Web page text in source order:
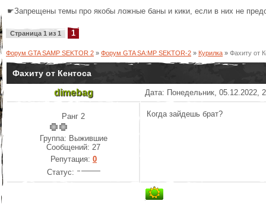
☛Запрещены темы про якобы ложные баны и кики, если в них не
Страница 1 из 1 1
Форум GTA SAMP SEKTOR 2 » Форум GTA SA:MP SEKTOR-2 » Курилка » Фахиту от
Фахиту от Кентоса
dimebag Дата: Понедельник, 05.12.2022,
Ранг 2
Группа: Выжившие
Сообщений: 27
Репутация: 0
Статус:
Когда зайдешь брат?